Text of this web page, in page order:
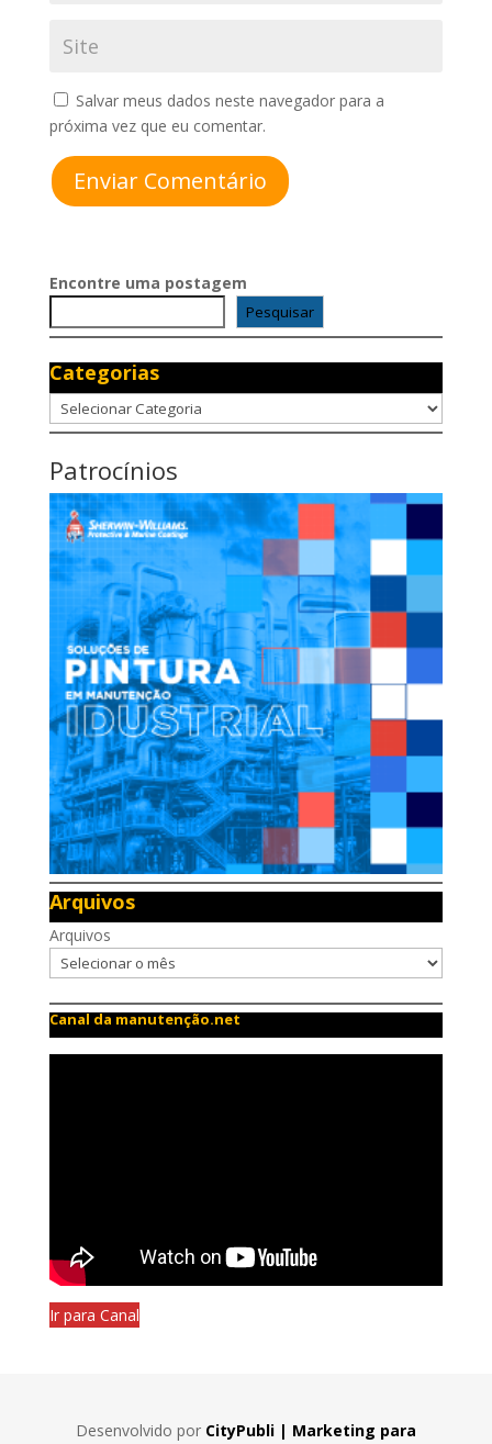
Salvar meus dados neste navegador para a
próxima vez que eu comentar.
Enviar Comentário
Encontre uma postagem
Pesquisar
Categorias
Categorias
Patrocínios
Arquivos
Arquivos
Canal da manutenção.net
Ir para Canal
Desenvolvido por CityPubli | Marketing para